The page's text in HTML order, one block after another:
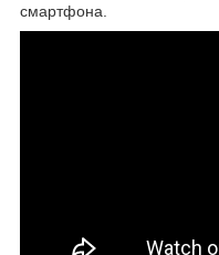
смартфона.